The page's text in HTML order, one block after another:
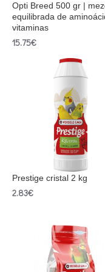
Opti Breed 500 gr |
equilibrada de
vitaminas
15.75€
Prestige cristal 2 kg
2.83€